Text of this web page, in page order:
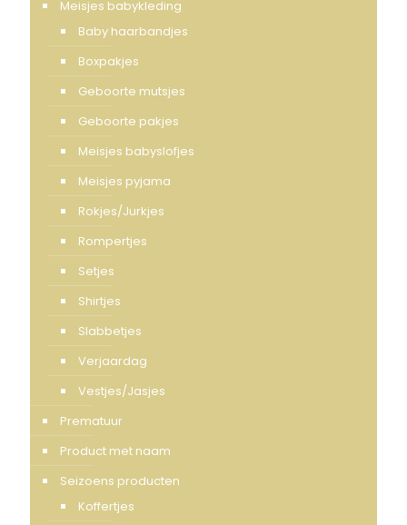
Meisjes babykleding
Baby haarbandjes
Boxpakjes
Geboorte mutsjes
Geboorte pakjes
Meisjes babyslofjes
Meisjes pyjama
Rokjes/Jurkjes
Rompertjes
Setjes
Shirtjes
Slabbetjes
Verjaardag
Vestjes/Jasjes
Prematuur
Product met naam
Seizoens producten
Koffertjes